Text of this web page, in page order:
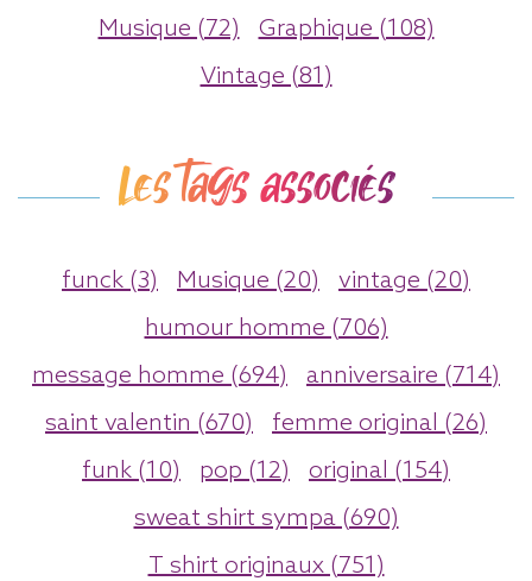
Musique (72)
Graphique (108)
Vintage (81)
Les tags associés
funck (3) Musique (20)
vintage (20)
humour homme (706)
message homme (694)
anniversaire (714)
saint valentin (670)
femme original (26)
funk (10)
pop (12)
original (154)
sweat shirt sympa (690)
T shirt originaux (751)